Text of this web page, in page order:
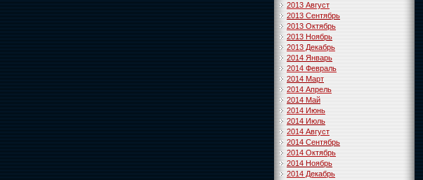
2013 Август
2013 Сентябрь
2013 Октябрь
2013 Ноябрь
2013 Декабрь
2014 Январь
2014 Февраль
2014 Март
2014 Апрель
2014 Май
2014 Июнь
2014 Июль
2014 Август
2014 Сентябрь
2014 Октябрь
2014 Ноябрь
2014 Декабрь